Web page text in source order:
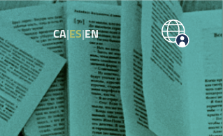
CA|ES|EN